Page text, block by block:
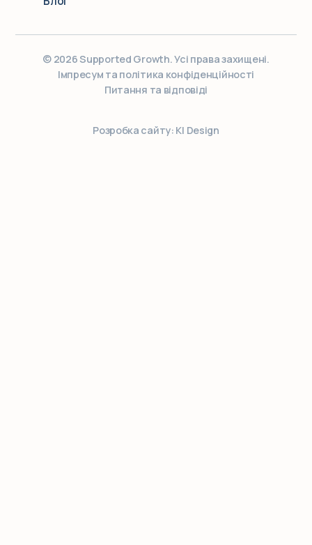
© 2026 Supported Growth. Усі права захищені.
Імпресум та політика конфіденційності
Питання та відповіді
Розробка сайту: KI Design